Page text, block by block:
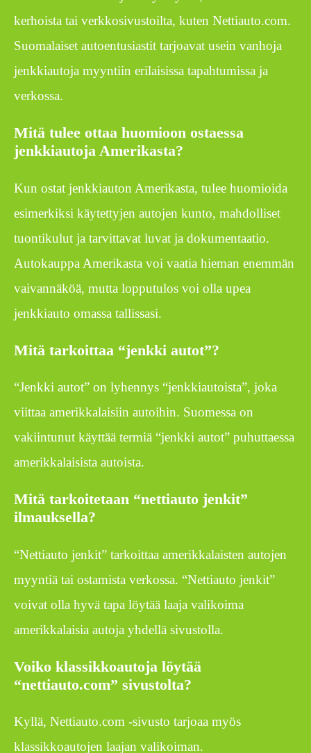
kerhoista tai verkkosivustoilta, kuten Nettiauto.com.
Suomalaiset autoentusiastit tarjoavat usein vanhoja
jenkkiautoja myyntiin erilaisissa tapahtumissa ja
verkossa.
Mitä tulee ottaa huomioon ostaessa
jenkkiautoja Amerikasta?
Kun ostat jenkkiauton Amerikasta, tulee huomioida
esimerkiksi käytettyjen autojen kunto, mahdolliset
tuontikulut ja tarvittavat luvat ja dokumentaatio.
Autokauppa Amerikasta voi vaatia hieman enemmän
vaivannäköä, mutta lopputulos voi olla upea
jenkkiauto omassa tallissasi.
Mitä tarkoittaa “jenkki autot”?
“Jenkki autot” on lyhennys “jenkkiautoista”, joka
viittaa amerikkalaisiin autoihin. Suomessa on
vakiintunut käyttää termiä “jenkki autot” puhuttaessa
amerikkalaisista autoista.
Mitä tarkoitetaan “nettiauto jenkit”
ilmauksella?
“Nettiauto jenkit” tarkoittaa amerikkalaisten autojen
myyntiä tai ostamista verkossa. “Nettiauto jenkit”
voivat olla hyvä tapa löytää laaja valikoima
amerikkalaisia autoja yhdellä sivustolla.
Voiko klassikkoautoja löytää
“nettiauto.com” sivustolta?
Kyllä, Nettiauto.com -sivusto tarjoaa myös
klassikkoautojen laajan valikoiman.